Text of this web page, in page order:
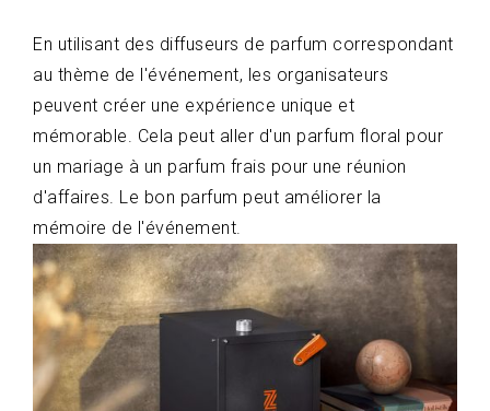
En utilisant des diffuseurs de parfum correspondant
au thème de l'événement, les organisateurs
peuvent créer une expérience unique et
mémorable. Cela peut aller d'un parfum floral pour
un mariage à un parfum frais pour une réunion
d'affaires. Le bon parfum peut améliorer la
mémoire de l'événement.